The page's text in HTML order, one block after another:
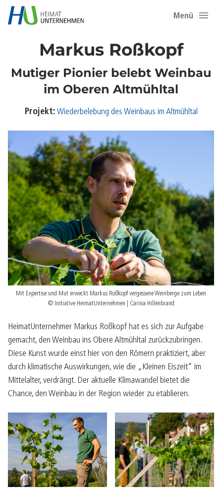
Menü
Markus Roßkopf
Mutiger Pionier belebt Weinbau
im Oberen Altmühltal
Projekt: Wiederbelebung des Weinbaus im Altmühltal
Mit Expertise und Mut erweckt Markus Roßkopf vergessene Weinberge zum Leben
© Initiative HeimatUnternehmen | Carina Hillenbrand
HeimatUnternehmer Markus Roßkopf hat es sich zur Aufgabe
gemacht, den Weinbau ins Obere Altmühltal zurückzubringen.
Diese Kunst wurde einst hier von den Römern praktiziert, aber
durch klimatische Auswirkungen, wie die „Kleinen Eiszeit“ im
Mittelalter, verdrängt. Der aktuelle Klimawandel bietet die
Chance, den Weinbau in der Region wieder zu etablieren.